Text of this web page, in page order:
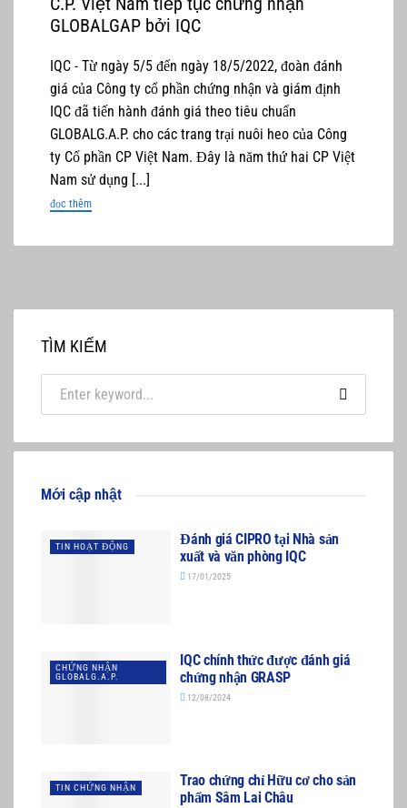
GLOBALGAP bởi IQC
IQC - Từ ngày 5/5 đến ngày 18/5/2022, đoàn đánh
giá của Công ty cổ phần chứng nhận và giám định
IQC đã tiến hành đánh giá theo tiêu chuẩn
GLOBALG.A.P. cho các trang trại nuôi heo của Công
ty Cổ phần CP Việt Nam. Đây là năm thứ hai CP Việt
Nam sử dụng [...]
đọc thêm
TÌM KIẾM
Mới cập nhật
TIN HOẠT ĐỘNG
Đánh giá CIPRO tại Nhà sản
xuất và văn phòng IQC
17/01/2025
CHỨNG NHẬN
GLOBALG.A.P.
IQC chính thức được đánh giá
chứng nhận GRASP
12/08/2024
TIN CHỨNG NHẬN
Trao chứng chỉ Hữu cơ cho sản
phẩm Sâm Lai Châu